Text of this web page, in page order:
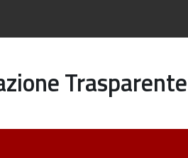
Trasparente